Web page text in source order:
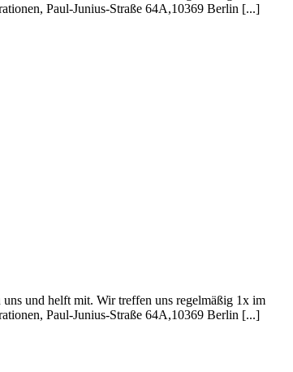
Paul-Junius-Straße 64A,10369 Berlin [...]
und helft mit. Wir treffen uns regelmäßig 1x im
Paul-Junius-Straße 64A,10369 Berlin [...]